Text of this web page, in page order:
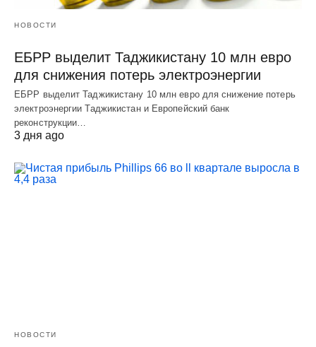
НОВОСТИ
ЕБРР выделит Таджикистану 10 млн евро
для снижения потерь электроэнергии
ЕБРР выделит Таджикистану 10 млн евро для снижение потерь
электроэнергии Таджикистан и Европейский банк
реконструкции…
3 дня ago
НОВОСТИ